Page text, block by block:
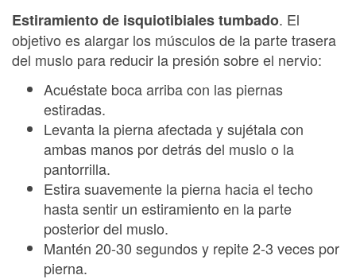
Estiramiento de isquiotibiales tumbado. El
objetivo es alargar los músculos de la parte trasera
del muslo para reducir la presión sobre el nervio:
Acuéstate boca arriba con las piernas
estiradas.
Levanta la pierna afectada y sujétala con
ambas manos por detrás del muslo o la
pantorrilla.
Estira suavemente la pierna hacia el techo
hasta sentir un estiramiento en la parte
posterior del muslo.
Mantén 20-30 segundos y repite 2-3 veces por
pierna.